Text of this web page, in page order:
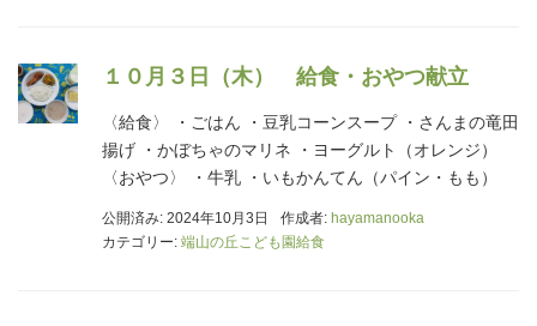
１０月３日（木） 給食・おやつ献立
〈給食〉 ・ごはん ・豆乳コーンスープ ・さんまの竜田
揚げ ・かぼちゃのマリネ ・ヨーグルト（オレンジ）
〈おやつ〉 ・牛乳 ・いもかんてん（パイン・もも）
公開済み: 2024年10月3日 作成者: hayamanooka
カテゴリー: 端山の丘こども園給食